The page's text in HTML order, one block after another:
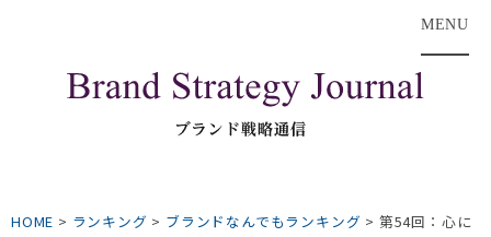
MENU
HOME > ランキング > ブランドなんでもランキング > 第54回：心に